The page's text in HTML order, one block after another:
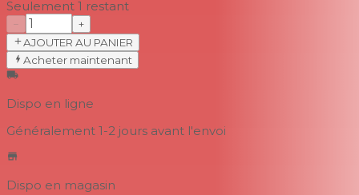
Seulement 1 restant
−
+
AJOUTER AU PANIER
Acheter maintenant
Dispo en ligne
Généralement 1-2 jours avant l'envoi
Dispo en magasin